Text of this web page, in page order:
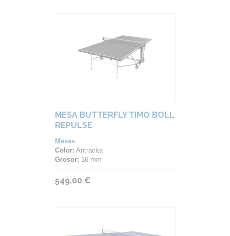
MESA BUTTERFLY TIMO BOLL
REPULSE
Mesas
Color: Antracita
Grosor: 16 mm
549,00 €